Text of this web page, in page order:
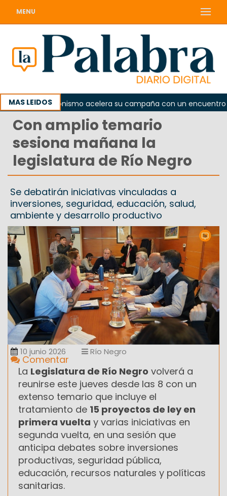
MENU
MAS LEIDOS
El peronismo acelera su campaña con un encuentro
Con amplio temario
sesiona mañana la
legislatura de Río Negro
Se debatirán iniciativas vinculadas a
inversiones, seguridad, educación, salud,
ambiente y desarrollo productivo
10 junio 2026 Río Negro
Comentar
La Legislatura de Río Negro volverá a
reunirse este jueves desde las 8 con un
extenso temario que incluye el
tratamiento de 15 proyectos de ley en
primera vuelta y varias iniciativas en
segunda vuelta, en una sesión que
anticipa debates sobre inversiones
productivas, seguridad pública,
educación, recursos naturales y políticas
sanitarias.